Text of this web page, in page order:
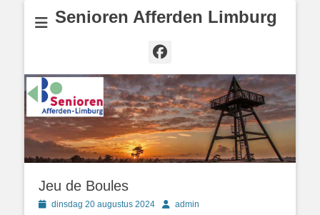
Senioren Afferden Limburg
Facebook
Jeu de Boules
Geplaatst
dinsdag 20 augustus 2024 Authoradmin